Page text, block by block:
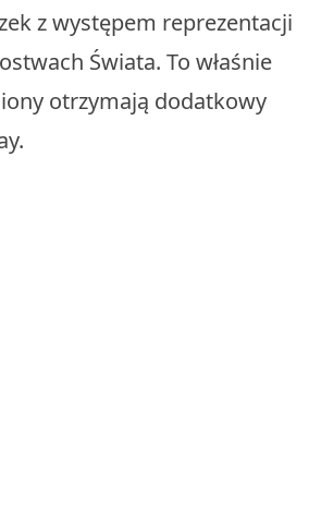
z występem reprezentacji
Świata. To właśnie
otrzymają dodatkowy